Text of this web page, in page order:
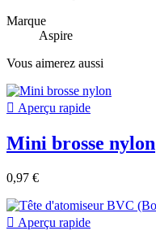
Marque
Aspire
Vous aimerez aussi
 Aperçu rapide
Mini brosse nylon
0,97 €
 Aperçu rapide